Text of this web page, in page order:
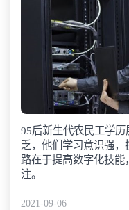
95后新生代农民工学
乏，他们学习意识强
路在于提高数字化技
注。
2021-09-06